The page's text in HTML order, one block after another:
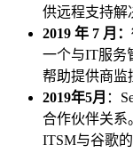
供远程支持解
2019 年 7 月：
一个与IT服务
帮助提供商监
2019年5月 ：
合作伙伴关系
ITSM与谷歌